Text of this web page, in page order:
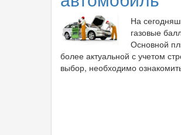
заправки
автомобилей
На
газовые
Основной
более актуальной с учетом
выбор, необходимо